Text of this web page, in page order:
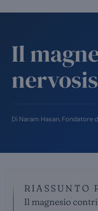
Il
Di Naram Hasan, Fondatore
RIASSUNTO
Il magnesio